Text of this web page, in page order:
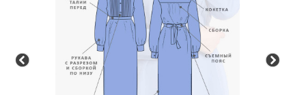
Previous